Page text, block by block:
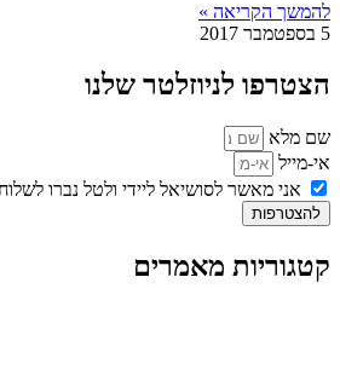
להמשך הקריאה »
5 בספטמבר 2017
הצטרפו לניוזלטר שלנו
שם מלא
אי-מייל
אני מאשר לסושיאל ליידי ולטל נברו לשלוח
להצטרפות
קטגוריות מאמרים